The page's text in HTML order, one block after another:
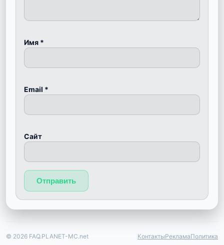
Имя *
Email *
Сайт
© 2026 FAQ.PLANET-MC.net КонтактыРекламаПолитика